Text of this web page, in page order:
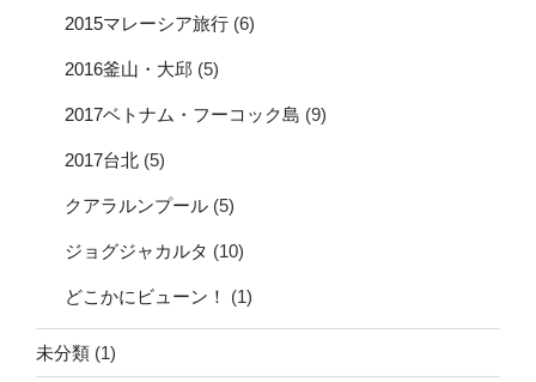
2015マレーシア旅行 (6)
2016釜山・大邱 (5)
2017ベトナム・フーコック島 (9)
2017台北 (5)
クアラルンプール (5)
ジョグジャカルタ (10)
どこかにビューン！ (1)
未分類 (1)